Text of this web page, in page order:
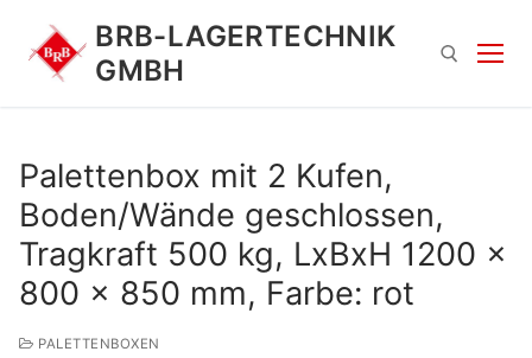
Inhalt
springen
BRB-LAGERTECHNIK
GMBH
Palettenbox mit 2 Kufen,
Boden/Wände geschlossen,
Tragkraft 500 kg, LxBxH 1200 x
800 x 850 mm, Farbe: rot
PALETTENBOXEN